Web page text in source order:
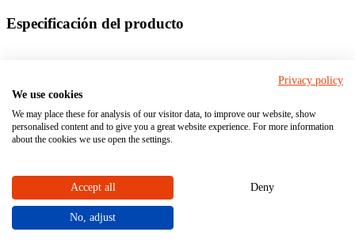
Especificación del producto
Material del cuerpo (en contacto con el medio)
PVC-
U
Elemento de sellado material (en contacto con el
medio)
Privacy policy
We use cookies
We may place these for analysis of our visitor data, to improve our website, show
personalised content and to give you a great website experience. For more information
about the cookies we use open the settings.
Accept all Deny
No, adjust